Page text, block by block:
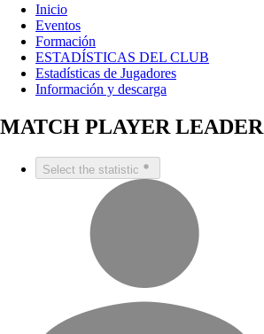
Inicio
Eventos
Formación
ESTADÍSTICAS DEL CLUB
Estadísticas de Jugadores
Información y descarga
MATCH PLAYER
Select the statistic